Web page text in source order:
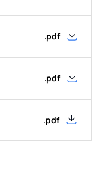
.pdf
.pdf
.pdf